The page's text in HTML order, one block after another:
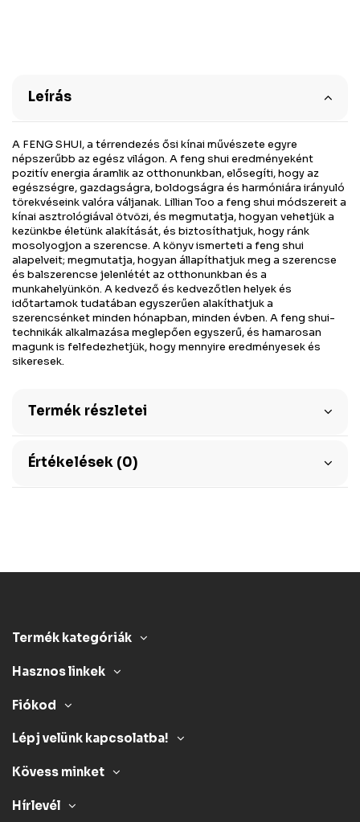
Leírás
A FENG SHUI, a térrendezés ősi kínai művészete egyre
népszerűbb az egész világon. A feng shui eredményeként
pozitív energia áramlik az otthonunkban, elősegíti, hogy az
egészségre, gazdagságra, boldogságra és harmóniára irányuló
törekvéseink valóra váljanak. Lillian Too a feng shui módszereit a
kínai asztrológiával ötvözi, és megmutatja, hogyan vehetjük a
kezünkbe életünk alakítását, és biztosíthatjuk, hogy ránk
mosolyogjon a szerencse. A könyv ismerteti a feng shui
alapelveit; megmutatja, hogyan állapíthatjuk meg a szerencse
és balszerencse jelenlétét az otthonunkban és a
munkahelyünkön. A kedvező és kedvezőtlen helyek és
időtartamok tudatában egyszerűen alakíthatjuk a
szerencsénket minden hónapban, minden évben. A feng shui-
technikák alkalmazása meglepően egyszerű, és hamarosan
magunk is felfedezhetjük, hogy mennyire eredményesek és
sikeresek.
Termék részletei
Értékelések (0)
Termék kategóriák
Hasznos linkek
Fiókod
Lépj velünk kapcsolatba!
Kövess minket
Hírlevél